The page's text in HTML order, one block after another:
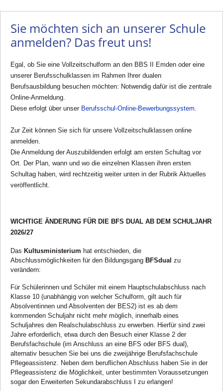
Sie möchten sich an unserer Schule
anmelden? Das freut uns!
Egal, ob Sie eine Vollzeitschulform an den BBS II Emden oder eine
unserer Berufsschulklassen im Rahmen Ihrer dualen
Berufsausbildung besuchen möchten: Notwendig dafür ist die zentrale
Online-Anmeldung.
Diese erfolgt über unser Berufsschul-Online-Bewerbungssystem.
Zur Zeit können Sie sich für unsere Vollzeitschulklassen online
anmelden.
Die Anmeldung der Auszubildenden erfolgt am ersten Schultag vor
Ort. Der Plan, wann und wo die einzelnen Klassen ihren ersten
Schultag haben, wird rechtzeitig weiter unten in der Rubrik Aktuelles
veröffentlicht.
WICHTIGE ÄNDERUNG FÜR DIE BFS DUAL AB DEM SCHULJAHR
2026/27
Das Kultusministerium hat entschieden, die
Abschlussmöglichkeiten für den Bildungsgang BFSdual zu
verändern:
Für Schülerinnen und Schüler mit einem Hauptschulabschluss nach
Klasse 10 (unabhängig von welcher Schulform, gilt auch für
Absolventinnen und Absolventen der BES2) ist es ab dem
kommenden Schuljahr nicht mehr möglich, innerhalb eines
Schuljahres den Realschulabschluss zu erwerben. Hierfür sind zwei
Jahre erforderlich, etwa durch den Besuch einer Klasse 2 der
Berufsfachschule (im Anschluss an eine BFS oder BFS dual),
alternativ besuchen Sie bei uns die zweijährige Berufsfachschule
Pflegeassistenz. Neben dem beruflichen Abschluss haben Sie in der
Pflegeassistenz die Möglichkeit, unter bestimmten Voraussetzungen
sogar den Erweiterten Sekundarabschluss I zu erlangen!